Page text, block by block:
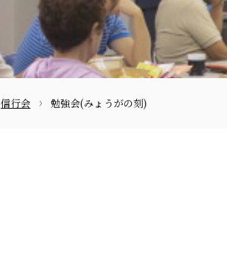
信行会 勉強会(みょうがの刻)